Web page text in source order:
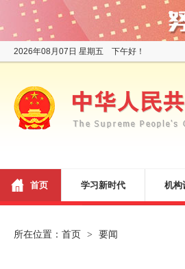
2026年08月07日 星期五 下午好！
首页 学习新时代 机构
所在位置： 首页 > 要闻